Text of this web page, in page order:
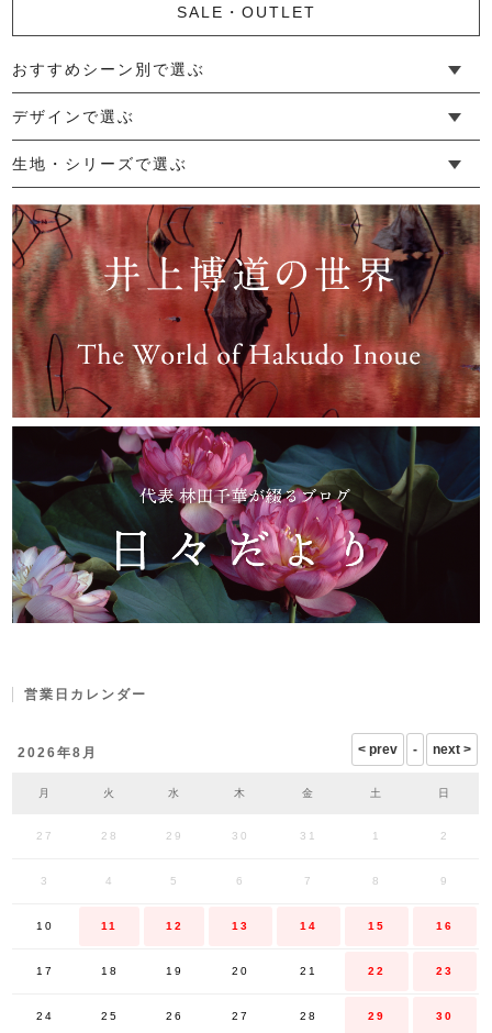
SALE・OUTLET
おすすめシーン別で選ぶ
└ 新生活
└ 和装
└ 旅行
└ 快眠
└ お祝い
デザインで選ぶ
└ ゆったりデザイン
└ 小柄さんにおすすめデザイン
└ 袖付きデザイン
└ メンズ・ユニセックスデザイン
└ 暮らしの黒色特集
生地・シリーズで選ぶ
└ 手紬手織り麻
└ 先染め麻
└ からみ織
└ グレーズリネン
└ 綿麻帆布
└ リネンツイード
└ リネンハンプ
└ ざっくり麻
└ オーガニックの蚊帳
└ かやキノミシリーズ
└ ふちどりシリーズ
└ 花紋シリーズ
└ 小紋シリーズ
└ 華わびシリーズ
└ 波ステッチシリーズ
└ あゆみ鹿シリーズ
└ 森の鹿シリーズ
└ まほろばシリーズ
└ 刺し子渦シリーズ
└ 革の水玉シリーズ
└ 新ビオシリーズ
営業日カレンダー
2026年8月
月 火 水 木 金 土 日
27 28 29 30 31 1 2
3 4 5 6 7 8 9
10 11 12 13 14 15 16
17 18 19 20 21 22 23
24 25 26 27 28 29 30